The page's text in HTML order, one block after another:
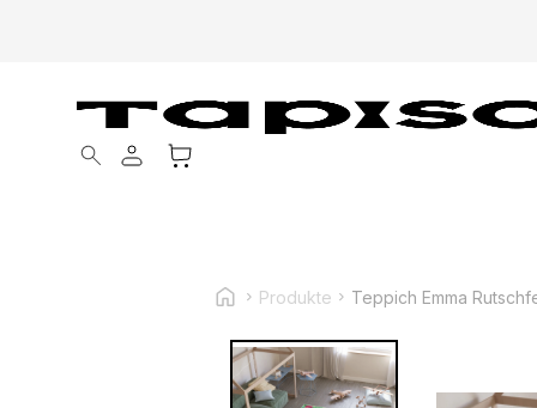
Products search
Produkte Teppich Emma